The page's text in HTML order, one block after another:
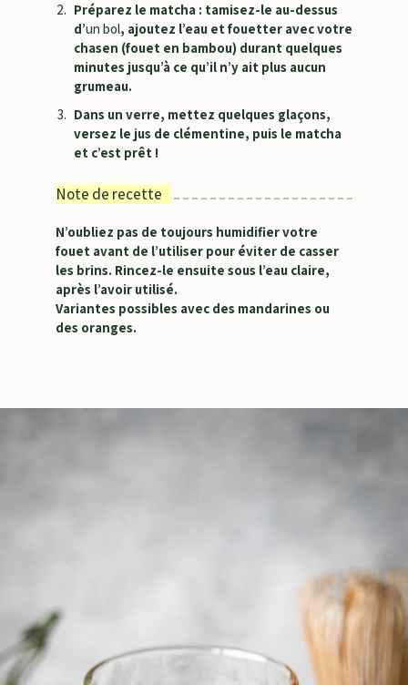
Préparez le matcha : tamisez-le au-dessus
d’un bol, ajoutez l’eau et fouetter avec votre
chasen (fouet en bambou) durant quelques
minutes jusqu’à ce qu’il n’y ait plus aucun
grumeau.
Dans un verre, mettez quelques glaçons,
versez le jus de clémentine, puis le matcha
et c’est prêt !
Note de recette
N’oubliez pas de toujours humidifier votre
fouet avant de l’utiliser pour éviter de casser
les brins. Rincez-le ensuite sous l’eau claire,
après l’avoir utilisé.
Variantes possibles avec des mandarines ou
des oranges.